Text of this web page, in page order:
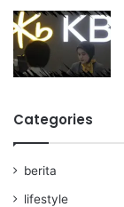
Categories
berita
lifestyle